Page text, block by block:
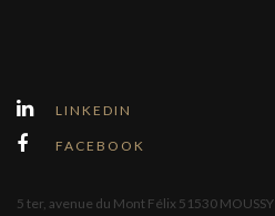
LINKEDIN
FACEBOOK
5 ter, avenue du Mont Félix 51530 MOUSSY